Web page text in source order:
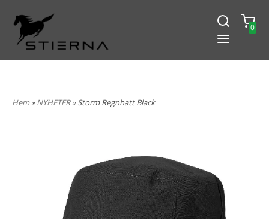
0
Hem»NYHETER» Storm Regnhatt Black